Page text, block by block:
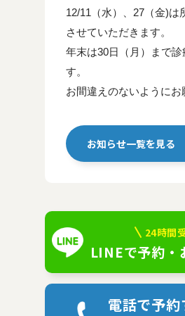
12/11（水）、27（金)は
させていただきます。
年末は30日（月）まで診
す。
お間違えのないようにお
お知らせ一覧を見る
24時間
LINEで予約・
電話で予約